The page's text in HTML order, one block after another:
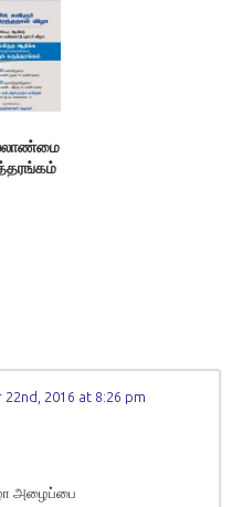
2016 at 8:26 pm
அழைப்பை